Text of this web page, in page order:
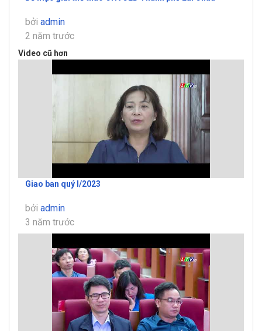
bởi admin
2 năm trước
Video cũ hơn
Giao ban quý I/2023
bởi admin
3 năm trước